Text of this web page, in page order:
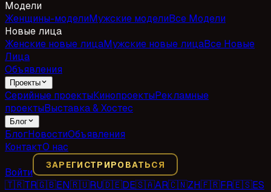
Модели
Женщины-моделиМужские моделиВсе Модели
Новые лица
Женские новые лицаМужские новые лицаВсе Новые
Лица
Объявления
Проекты
Серийные проектыКинопроектыРекламные
проектыВыставка & Хостес
Блог
БлогНовостиОбъявления
КонтактО нас
Войти
ЗАРЕГИСТРИРОВАТЬСЯ
🇹🇷TR🇬🇧EN🇷🇺RU🇩🇪DE🇸🇦AR🇨🇳ZH🇫🇷FR🇪🇸ES